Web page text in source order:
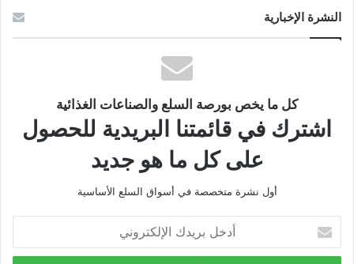
النشرة الإخبارية
كل ما يخص بورصة السلع والصناعات الغذائية
اشترك في قائمتنا البريدية للحصول
على كل ما هو جديد
أول نشرة متخصصة في أسواق السلع الأساسية
بريدك
الإلكتروني